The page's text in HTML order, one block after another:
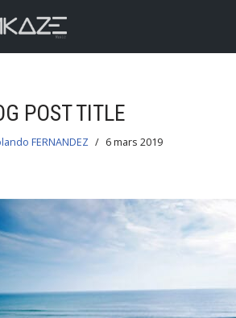
POST TITLE
FERNANDEZ 6 mars 2019